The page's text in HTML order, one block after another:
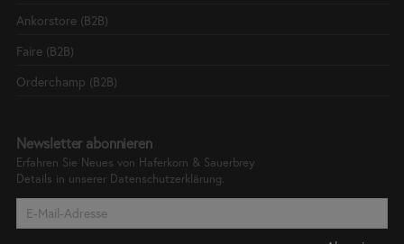
Ankorstore (B2B)
Faire (B2B)
Orderchamp (B2B)
Newsletter abonnieren
Erfahren Sie Neues von Haferkorn & Sauerbrey
Details in unserer Datenschutzerklärung.